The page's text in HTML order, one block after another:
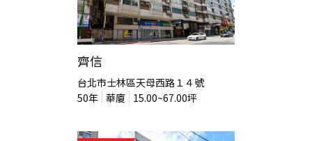
齊信
台北市士林區天母西路１４號
50年 華廈 15.00~67.00坪